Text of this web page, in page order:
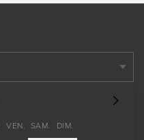
VEN. SAM. DIM.